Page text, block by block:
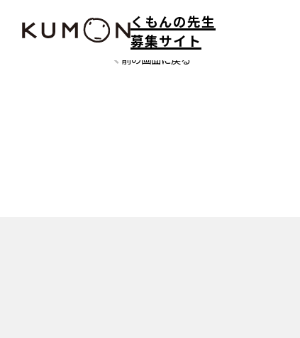
くもんの先生
募集サイト
前の画面に戻る